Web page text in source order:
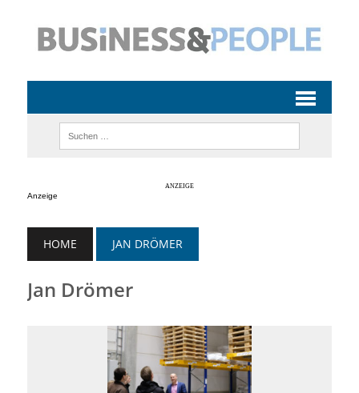
Anzeige
HOME JAN DRÖMER
Jan Drömer